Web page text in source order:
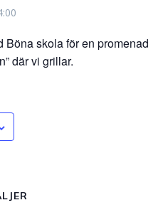
Böna skola för en promenad
där vi grillar.